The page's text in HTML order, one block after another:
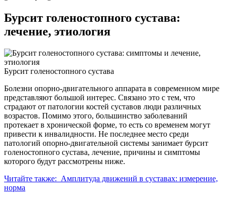
Бурсит голеностопного сустава:
лечение, этиология
Бурсит голеностопного сустава
Болезни опорно-двигательного аппарата в современном мире
представляют большой интерес. Связано это с тем, что
страдают от патологии костей суставов люди различных
возрастов. Помимо этого, большинство заболеваний
протекает в хронической форме, то есть со временем могут
привести к инвалидности. Не последнее место среди
патологий опорно-двигательной системы занимает бурсит
голеностопного сустава, лечение, причины и симптомы
которого будут рассмотрены ниже.
Читайте также: Амплитуда движений в суставах: измерение,
норма